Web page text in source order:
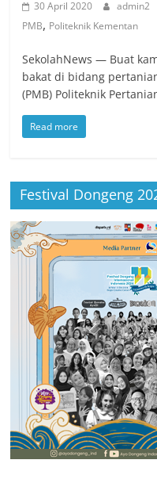
30 April 2020 admin2
PMB, Politeknik Kementan
SekolahNews — Buat
bakat di bidang
(PMB) Politeknik
Read more
Festival Dongeng